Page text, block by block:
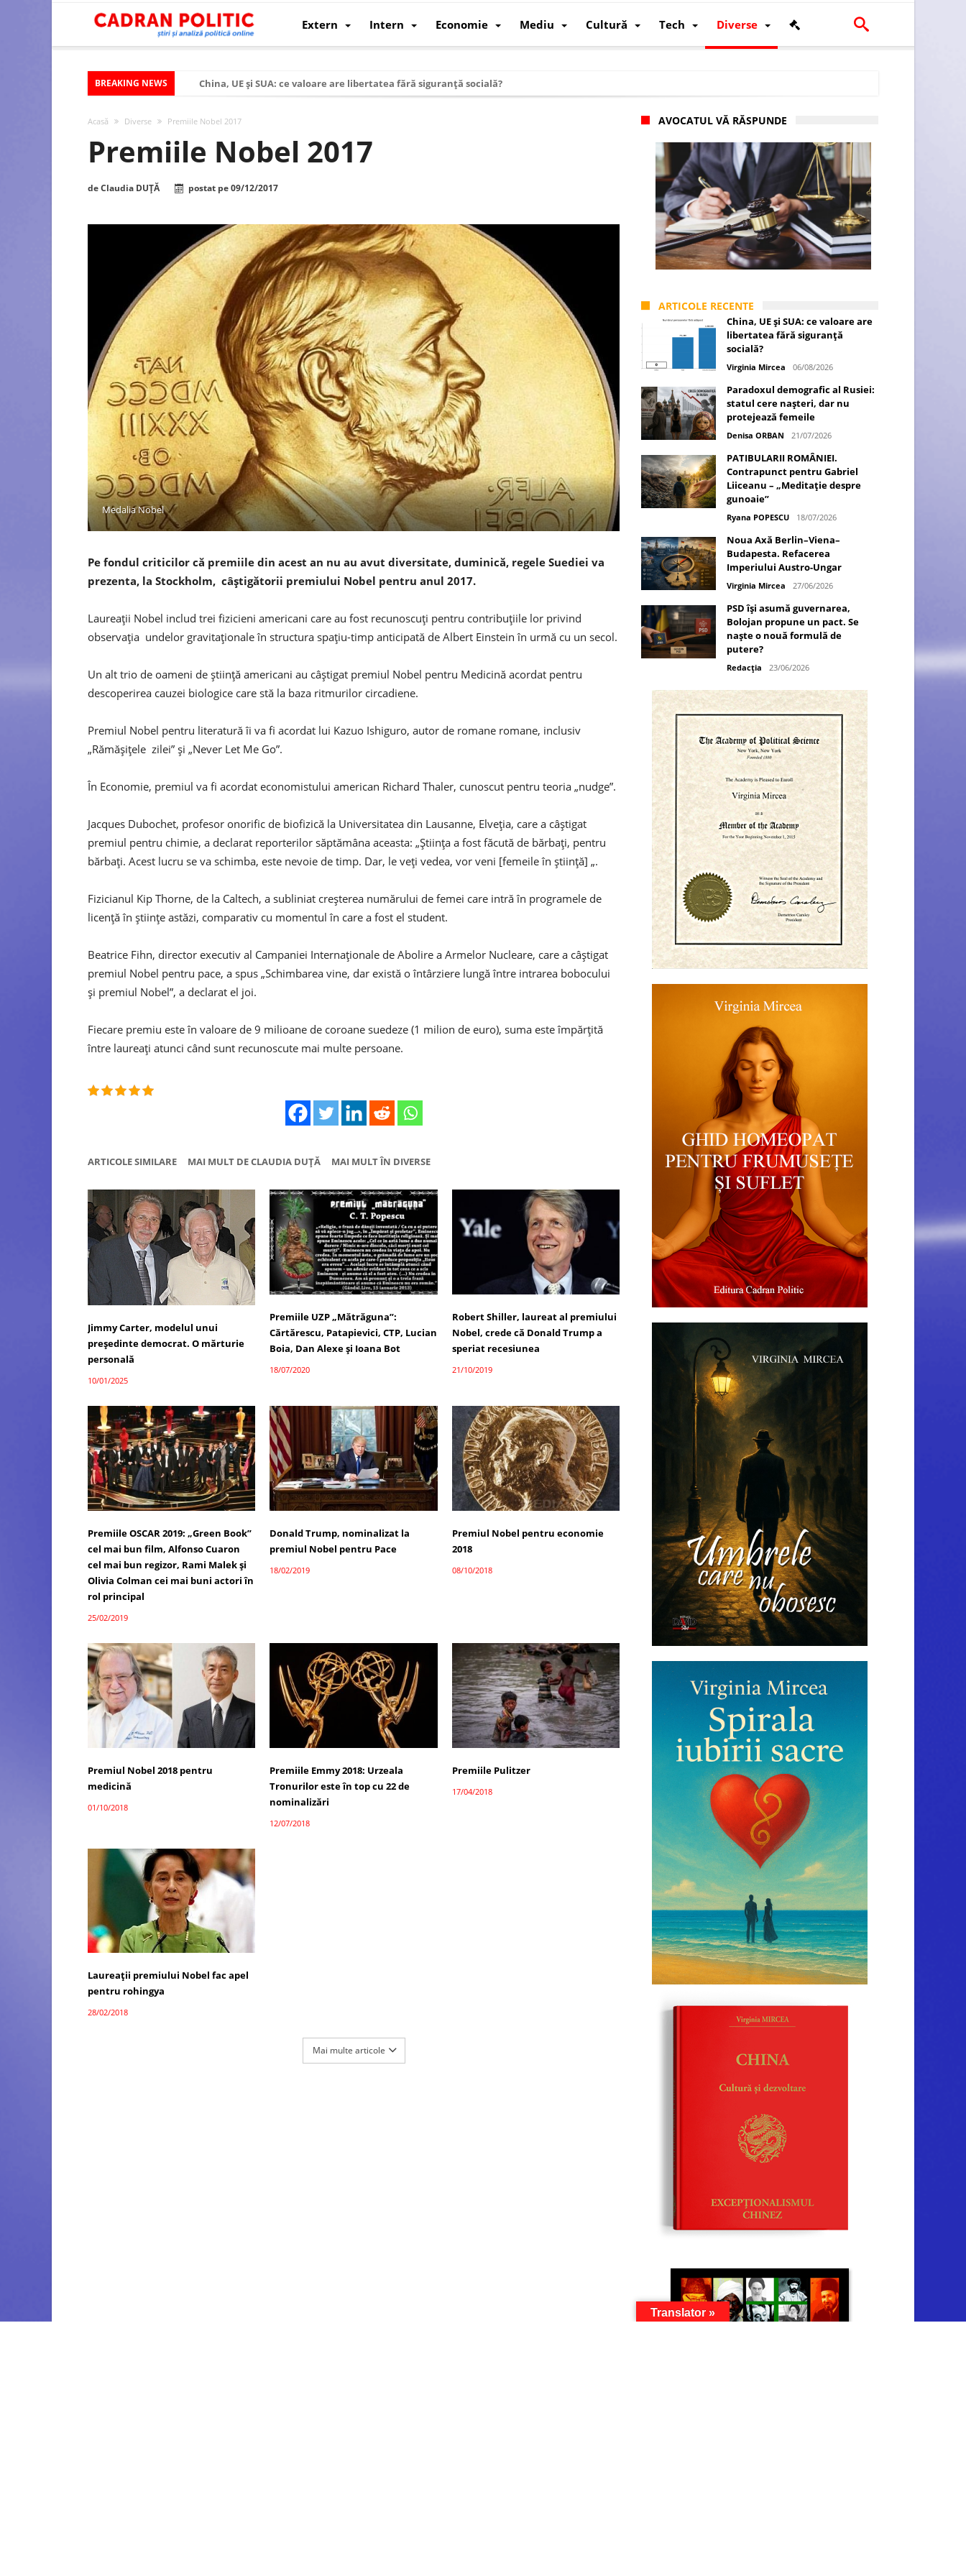
Extern Intern Economie Mediu Cultură Tech Diverse
BREAKING NEWS
China, UE și SUA: ce valoare are libertatea fără siguranță socială?
Modelul economic al Chinei: cum a devenit atelierul lumii și rivalul economic al SUA
Viitorul României în Uniunea Europeană. Ce ne așteaptă? – O analiză structurală a demografiei, fiscalității și poziției României în U.E.
România – ROExit pentru a supraviețui ca țară
Controlul minții prin nanoparticule
Huawei dezvoltă un nou cip AI pentru a înlocui Nvidia
Acasă Diverse Premiile Nobel 2017
Premiile Nobel 2017
deClaudia DUȚĂ postat pe09/12/2017
Medalia Nobel
Pe fondul criticilor că premiile din acest an nu au avut diversitate, duminică, regele Suediei va
prezenta, la Stockholm, câștigătorii premiului Nobel pentru anul 2017.
Laureații Nobel includ trei fizicieni americani care au fost recunoscuți pentru contribuțiile lor privind
observația undelor gravitaționale în structura spațiu-timp anticipată de Albert Einstein în urmă cu un secol.
Un alt trio de oameni de știință americani au câștigat premiul Nobel pentru Medicină acordat pentru
descoperirea cauzei biologice care stă la baza ritmurilor circadiene.
Premiul Nobel pentru literatură îi va fi acordat lui Kazuo Ishiguro, autor de romane romane, inclusiv
„Rămășițele zilei” și „Never Let Me Go”.
În Economie, premiul va fi acordat economistului american Richard Thaler, cunoscut pentru teoria „nudge”.
Jacques Dubochet, profesor onorific de biofizică la Universitatea din Lausanne, Elveția, care a câștigat
premiul pentru chimie, a declarat reporterilor săptămâna aceasta: „Știința a fost făcută de bărbați, pentru
bărbați. Acest lucru se va schimba, este nevoie de timp. Dar, le veți vedea, vor veni [femeile în știință] „.
Fizicianul Kip Thorne, de la Caltech, a subliniat creșterea numărului de femei care intră în programele de
licență în științe astăzi, comparativ cu momentul în care a fost el student.
Beatrice Fihn, director executiv al Campaniei Internaționale de Abolire a Armelor Nucleare, care a câștigat
premiul Nobel pentru pace, a spus „Schimbarea vine, dar există o întârziere lungă între intrarea bobocului
și premiul Nobel”, a declarat el joi.
Fiecare premiu este în valoare de 9 milioane de coroane suedeze (1 milion de euro), suma este împărțită
între laureați atunci când sunt recunoscute mai multe persoane.
ARTICOLE SIMILARE MAI MULT DE CLAUDIA DUȚĂ MAI MULT ÎN DIVERSE
Jimmy Carter, modelul unui
președinte democrat. O mărturie
personală
10/01/2025
Premiile UZP „Mătrăguna”:
Cărtărescu, Patapievici, CTP, Lucian
Boia, Dan Alexe și Ioana Bot
18/07/2020
Robert Shiller, laureat al premiului
Nobel, crede că Donald Trump a
speriat recesiunea
21/10/2019
Premiile OSCAR 2019: „Green Book”
cel mai bun film, Alfonso Cuaron
cel mai bun regizor, Rami Malek şi
Olivia Colman cei mai buni actori în
rol principal
25/02/2019
Donald Trump, nominalizat la
premiul Nobel pentru Pace
18/02/2019
Premiul Nobel pentru economie
2018
08/10/2018
Premiul Nobel 2018 pentru
medicină
01/10/2018
Premiile Emmy 2018: Urzeala
Tronurilor este în top cu 22 de
nominalizări
12/07/2018
Premiile Pulitzer
17/04/2018
Laureații premiului Nobel fac apel
pentru rohingya
28/02/2018
Mai multe articole
AVOCATUL VĂ RĂSPUNDE
ARTICOLE RECENTE
China, UE și SUA: ce valoare are
libertatea fără siguranță
socială?
Virginia Mircea 06/08/2026
Paradoxul demografic al Rusiei:
statul cere nașteri, dar nu
protejează femeile
Denisa ORBAN 21/07/2026
PATIBULARII ROMÂNIEI.
Contrapunct pentru Gabriel
Liiceanu – „Meditație despre
gunoaie”
Ryana POPESCU 18/07/2026
Noua Axă Berlin–Viena–
Budapesta. Refacerea
Imperiului Austro-Ungar
Virginia Mircea 27/06/2026
PSD își asumă guvernarea,
Bolojan propune un pact. Se
naște o nouă formulă de
putere?
Redacția 23/06/2026
Translator »